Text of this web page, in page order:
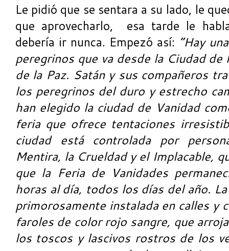
Le pidió que se sentara a su lado, le
que aprovecharlo, esa tarde le
debería ir nunca. Empezó así: “Hay
peregrinos que va desde la Ciudad
de la Paz. Satán y sus compañeros
los peregrinos del duro y estrecho
han elegido la ciudad de Vanidad
feria que ofrece tentaciones
ciudad está controlada por
Mentira, la Crueldad y el Implacable,
que la Feria de Vanidades
horas al día, todos los días del año.
primorosamente instalada en calles y
faroles de color rojo sangre, que
los toscos y lascivos rostros de los